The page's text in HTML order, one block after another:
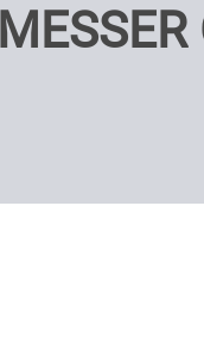
MESSER